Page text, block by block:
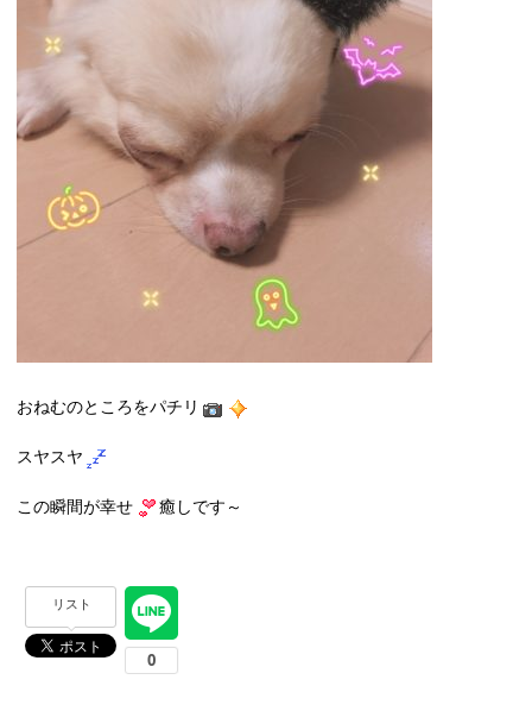
おねむのところをパチリ
スヤスヤ
この瞬間が幸せ 癒しです～
リスト